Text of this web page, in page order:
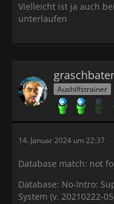
Vielleicht ist ja auch
unterlaufen
Aushilfstrainer
14. Januar 2024 um 22:37
Database match: not
Database: No-Intro:
System (v. 20210222-